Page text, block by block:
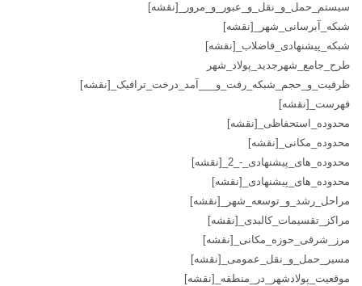
سیستم_حمل_و_نقل_و_عبور_و_مرور_[نقشه]
شبکه_آبرسانی_شهر_[نقشه]
شبکه_پیشنهادی_فاضلاب_[نقشه]
طرح_جامع_شهرجدید_پولاد_شهر
ظرفیت_و_حجم_شبکه_رفت_و___آمد_درخت_ترافیک_[نقشه]
فهرست_[نقشه]
محدوده_استحفاظی_[نقشه]
محدوده_مکانی_[نقشه]
محدوده_های_پیشنهادی_-_2_[نقشه]
محدوده_های_پیشنهادی_[نقشه]
مراحل_رشد_و_توسعه_شهر_[نقشه]
مراکز_تقسیمات_کالبدی_[نقشه]
مرز_شرقی_حوزه_مکانی_[نقشه]
مسیر_حمل_و_نقل_عمومی_[نقشه]
موقعیت_پولادشهر_در_منطقه_[نقشه]